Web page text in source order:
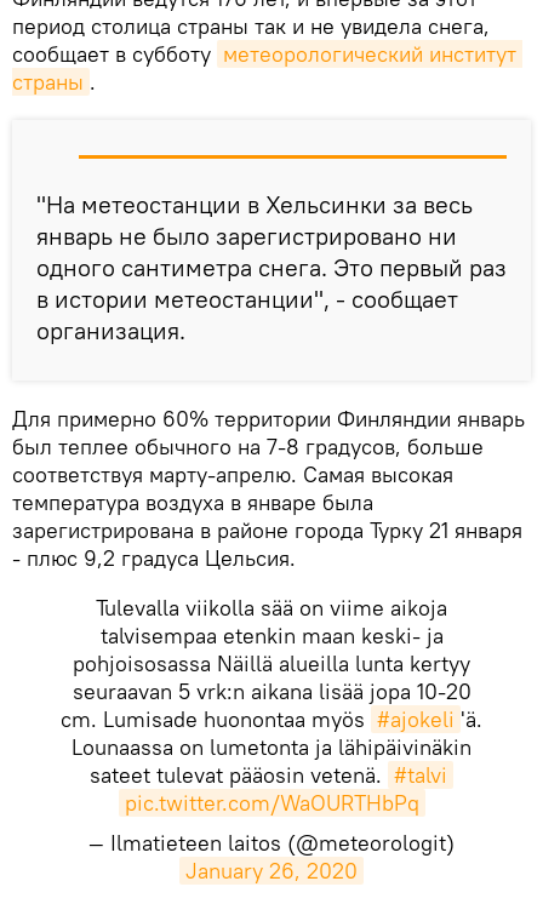
период столица страны так и не увидела снега,
сообщает в субботу метеорологический институт
страны .
"На метеостанции в Хельсинки за весь
январь не было зарегистрировано ни
одного сантиметра снега. Это первый раз
в истории метеостанции", - сообщает
организация.
Для примерно 60% территории Финляндии январь
был теплее обычного на 7-8 градусов, больше
соответствуя марту-апрелю. Самая высокая
температура воздуха в январе была
зарегистрирована в районе города Турку 21 января
- плюс 9,2 градуса Цельсия.
Tulevalla viikolla sää on viime aikoja
talvisempaa etenkin maan keski- ja
pohjoisosassa Näillä alueilla lunta kertyy
seuraavan 5 vrk:n aikana lisää jopa 10-20
cm. Lumisade huonontaa myös #ajokeli 'ä.
Lounaassa on lumetonta ja lähipäivinäkin
sateet tulevat pääosin vetenä. #talvi
pic.twitter.com/WaOURTHbPq
— Ilmatieteen laitos (@meteorologit)
January 26, 2020